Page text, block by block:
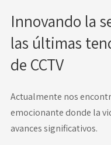
Innovando la
las últimas
de CCTV
Actualmente nos
emocionante donde la
avances significativos.